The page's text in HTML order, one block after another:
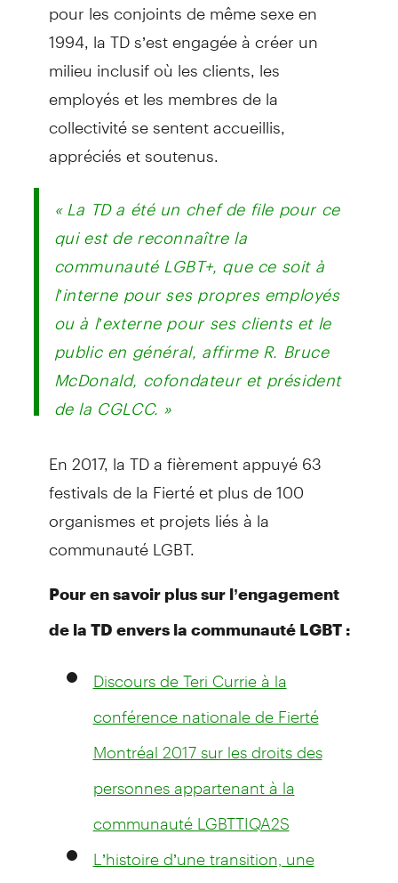
1994, la TD s’est engagée à créer un
milieu inclusif où les clients, les
employés et les membres de la
collectivité se sentent accueillis,
appréciés et soutenus.
« La TD a été un chef de file pour ce
qui est de reconnaître la
communauté LGBT+, que ce soit à
l’interne pour ses propres employés
ou à l’externe pour ses clients et le
public en général, affirme R. Bruce
McDonald, cofondateur et président
de la CGLCC. »
En 2017, la TD a fièrement appuyé 63
festivals de la Fierté et plus de 100
organismes et projets liés à la
communauté LGBT.
Pour en savoir plus sur l’engagement
de la TD envers la communauté LGBT :
Discours de Teri Currie à la
conférence nationale de Fierté
Montréal 2017 sur les droits des
personnes appartenant à la
communauté LGBTTIQA2S
L’histoire d’une transition, une